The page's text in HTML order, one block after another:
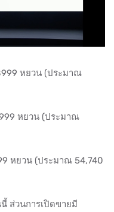
หยวน (ประมาณ
หยวน (ประมาณ
หยวน (ประมาณ 54,740
ส่วนการเปิดขายมี